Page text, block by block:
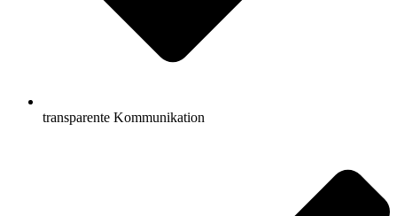
transparente Kommunikation